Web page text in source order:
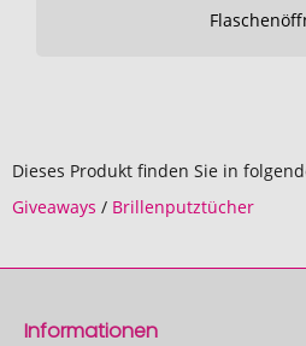
Dieses Produkt finden Sie in
Giveaways / Brillenputztücher
Informationen